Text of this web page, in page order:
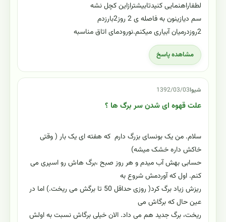
لطفاراهنمایی کنیدتابیشترازاین کچل نشه
سم دیازینون به فاصله ی 2 روز2بارزدم
2روزدرمیان آبیاری میکنم.نورودمای اتاق مناسبه
مشاهده پاسخ
شیوا1392/03/03
علت قهوه ای شدن سر برگ ها ؟
سلام. من یک بونسای بزرگ دارم که هفته ای یک بار ( وقتی
خاکش داره خشک میشه)
حسابی بهش آب میدم و هر روز صبح ،برگ هاش رو اسپری می
کنم. اول که آوردمش شروع به
ریزش زیاد برگ کرد( روزی حداقل 50 تا برگش می ریخت.) اما در
عین حال که برگاش می
ریخت، برگ جدید هم می داد. الان خیلی برگاش نسبت به اولش